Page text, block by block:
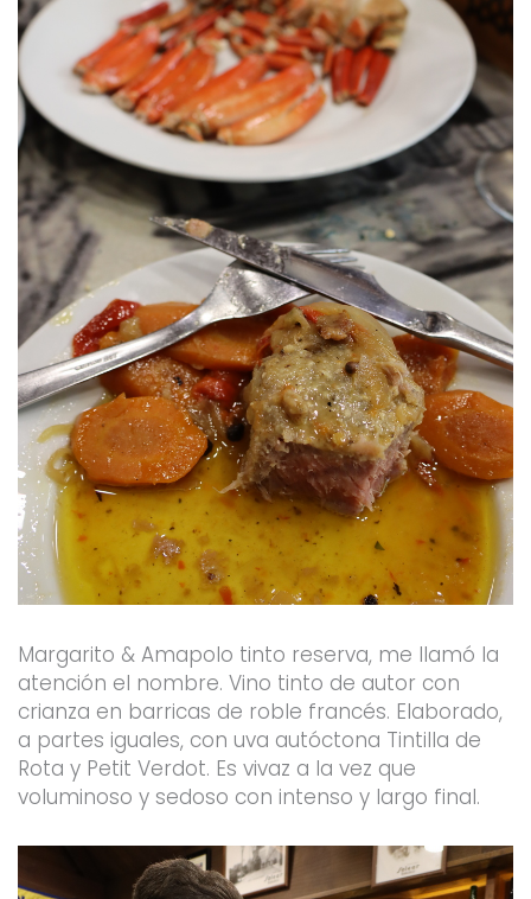
Margarito & Amapolo tinto reserva, me llamó la
atención el nombre. Vino tinto de autor con
crianza en barricas de roble francés. Elaborado,
a partes iguales, con uva autóctona Tintilla de
Rota y Petit Verdot. Es vivaz a la vez que
voluminoso y sedoso con intenso y largo final.